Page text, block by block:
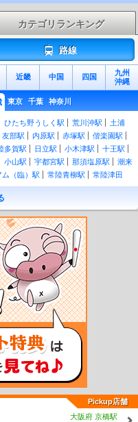
カテゴリランキング
路線
近畿 中国 四国
九州
沖縄
東京 千葉 神奈川
ひたち野うしく駅 荒川沖駅
土浦
友部駅 内原駅 赤塚駅
偕楽園駅
多賀駅 日立駅 小木津駅
十王駅
小山駅 宇都宮駅 那須塩原駅
潮来
（臨）駅 常陸青柳駅
常陸津田
酒出駅 額田駅 河合駅
谷河原駅
宮駅
田駅 常陸大子駅 下野宮駅
小田林
新治駅 大和駅 岩瀬駅
い平駅 みどりの駅
万博記念公園
平磯駅 殿山駅 那珂湊駅
手駅 稲戸井駅 戸頭駅
駅 三妻駅 南石下駅
駅 大田郷駅 ゆめみ野駅
榎本駅 玉造町駅 浜駅
新高浜駅 玉里駅 東田中駅
旭駅 徳宿駅 新鉾田駅
はまなす公園前駅 荒野台駅
Pickup店舗
大阪府 京橋駅